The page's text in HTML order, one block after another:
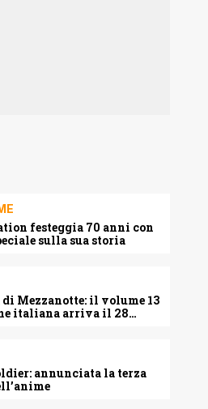
festeggia 70 anni con
sulla sua storia
di Mezzanotte: il volume 13
italiana arriva il 28
annunciata la terza